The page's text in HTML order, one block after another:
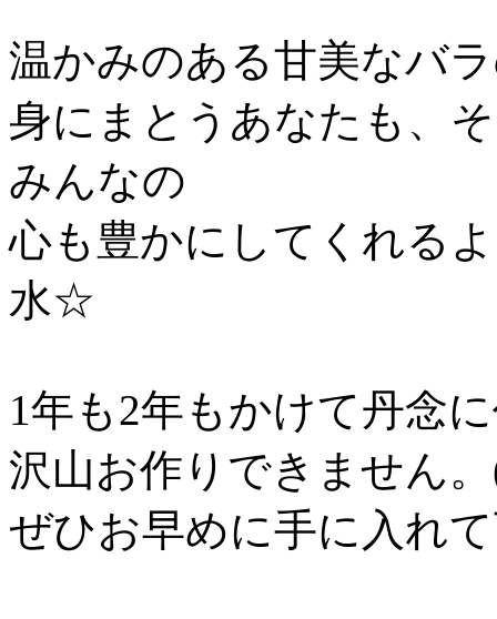
温かみのある甘美なバ
身にまとうあなたも、
みんなの
心も豊かにしてくれる
水☆
1年も2年もかけて丹念
沢山お作りできません
ぜひお早めに手に入れ